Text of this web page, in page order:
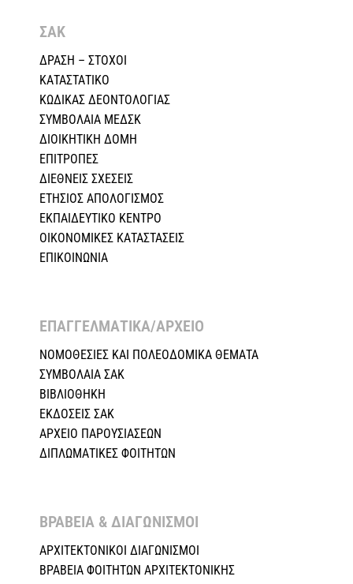
ΣΑΚ
ΔΡΑΣΗ – ΣΤΟΧΟΙ
ΚΑΤΑΣΤΑΤΙΚΟ
ΚΩΔΙΚΑΣ ΔΕΟΝΤΟΛΟΓΙΑΣ
ΣΥΜΒΟΛΑΙΑ ΜΕΔΣΚ
ΔΙΟΙΚΗΤΙΚΗ ΔΟΜΗ
ΕΠΙΤΡΟΠΕΣ
ΔΙΕΘΝΕΙΣ ΣΧΕΣEIΣ
ΕΤΗΣΙΟΣ ΑΠΟΛΟΓΙΣΜΟΣ
ΕΚΠΑΙΔΕΥΤΙΚΟ ΚΕΝΤΡΟ
ΟΙΚΟΝΟΜΙΚΕΣ ΚΑΤΑΣΤΑΣΕΙΣ
ΕΠΙΚΟΙΝΩΝΙΑ
ΕΠΑΓΓΕΛΜΑΤΙΚΑ/ΑΡΧΕΙΟ ​
ΝΟΜΟΘΕΣΙΕΣ KAI ΠΟΛΕΟΔΟΜΙΚΑ ΘΕΜΑΤΑ
ΣΥΜΒΟΛΑΙΑ ΣΑΚ
ΒΙΒΛΙΟΘΗΚΗ
ΕΚΔΟΣΕΙΣ ΣΑΚ
ΑΡΧΕΙΟ ΠΑΡΟΥΣΙΑΣΕΩΝ
ΔΙΠΛΩΜΑΤΙΚΕΣ ΦΟΙΤΗΤΩΝ
ΒΡΑΒΕΙΑ & ΔΙΑΓΩΝΙΣΜΟΙ ​
ΑΡΧΙΤΕΚΤΟΝΙΚΟΙ ΔΙΑΓΩΝΙΣΜΟΙ
ΒΡΑΒΕΙΑ ΦΟΙΤΗΤΩΝ ΑΡΧΙΤΕΚΤΟΝΙΚΗΣ